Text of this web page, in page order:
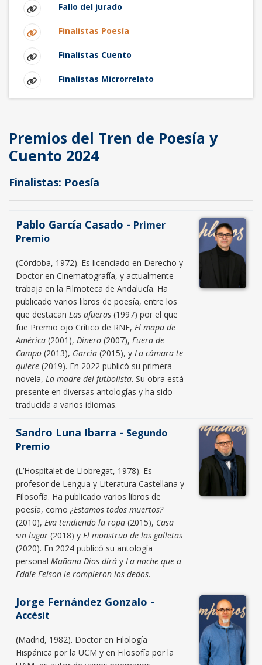
Fallo del jurado
Finalistas Poesía
Finalistas Cuento
Finalistas Microrrelato
Premios del Tren de Poesía y
Cuento 2024
Finalistas: Poesía
Pablo García Casado - Primer
Premio
(Córdoba, 1972). Es licenciado en Derecho y
Doctor en Cinematografía, y actualmente
trabaja en la Filmoteca de Andalucía. Ha
publicado varios libros de poesía, entre los
que destacan Las afueras (1997) por el que
fue Premio ojo Crítico de RNE, El mapa de
América (2001), Dinero (2007), Fuera de
Campo (2013), García (2015), y La cámara te
quiere (2019). En 2022 publicó su primera
novela, La madre del futbolista. Su obra está
presente en diversas antologías y ha sido
traducida a varios idiomas.
Sandro Luna Ibarra - Segundo
Premio
(L’Hospitalet de Llobregat, 1978). Es
profesor de Lengua y Literatura Castellana y
Filosofía. Ha publicado varios libros de
poesía, como ¿Estamos todos muertos?
(2010), Eva tendiendo la ropa (2015), Casa
sin lugar (2018) y El monstruo de las galletas
(2020). En 2024 publicó su antología
personal Mañana Dios dirá y La noche que a
Eddie Felson le rompieron los dedos.
Jorge Fernández Gonzalo -
Accésit
(Madrid, 1982). Doctor en Filología
Hispánica por la UCM y en Filosofía por la